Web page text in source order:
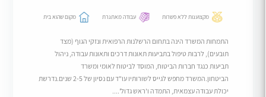
מקצוענות ללא פשרות עבודה מאתגרת מקום שהוא בית
התמחות המשרד הינה בתחום הרשלנות הרפואית ונזקי הגוף (מצד
תובעים), לרבות טיפול בתביעות תאונות דרכים ותאונות עבודה, ניהול
תביעות כנגד חברות הביטוח, המוסד לביטוח לאומי ומשרד
הביטחון.המשרד מחפש לגייס לשורותיו עו"ד עם נסיון של 2-5 שנים.נדרשת
יכולת עבודה עצמאית, התמדה ו'ראש גדול'....